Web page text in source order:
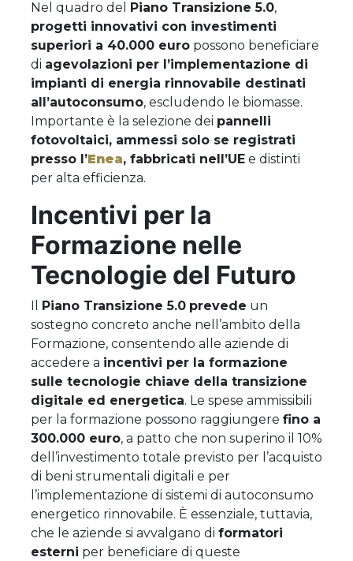
Nel quadro del Piano Transizione 5.0,
progetti innovativi con investimenti
superiori a 40.000 euro possono beneficiare
di agevolazioni per l’implementazione di
impianti di energia rinnovabile destinati
all’autoconsumo, escludendo le biomasse.
Importante è la selezione dei pannelli
fotovoltaici, ammessi solo se registrati
presso l’Enea, fabbricati nell’UE e distinti
per alta efficienza.
Incentivi per la
Formazione nelle
Tecnologie del Futuro
Il Piano Transizione 5.0 prevede un
sostegno concreto anche nell’ambito della
Formazione, consentendo alle aziende di
accedere a incentivi per la formazione
sulle tecnologie chiave della transizione
digitale ed energetica. Le spese ammissibili
per la formazione possono raggiungere fino a
300.000 euro, a patto che non superino il 10%
dell’investimento totale previsto per l’acquisto
di beni strumentali digitali e per
l’implementazione di sistemi di autoconsumo
energetico rinnovabile. È essenziale, tuttavia,
che le aziende si avvalgano di formatori
esterni per beneficiare di queste